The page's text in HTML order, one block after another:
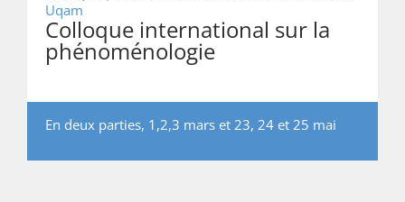
Uqam
Colloque international sur la
phénoménologie
En deux parties, 1,2,3 mars et 23, 24 et 25 mai